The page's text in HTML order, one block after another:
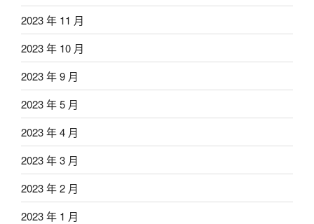
2023 年 11 月
2023 年 10 月
2023 年 9 月
2023 年 5 月
2023 年 4 月
2023 年 3 月
2023 年 2 月
2023 年 1 月